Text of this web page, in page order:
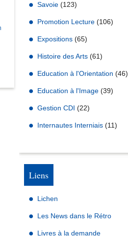
Savoie (123)
Promotion Lecture (106)
Expositions (65)
Histoire des Arts (61)
Education à l'Orientation (46)
Education à l'Image (39)
Gestion CDI (22)
Internautes Interniais (11)
Liens
Lichen
Les News dans le Rétro
Livres à la demande